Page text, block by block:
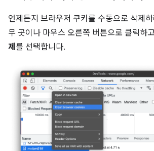
언제든지 브라우저 쿠키를 수동으로 삭제
무 곳이나 마우스 오른쪽 버튼으로 클릭하고
제 를 선택합니다.